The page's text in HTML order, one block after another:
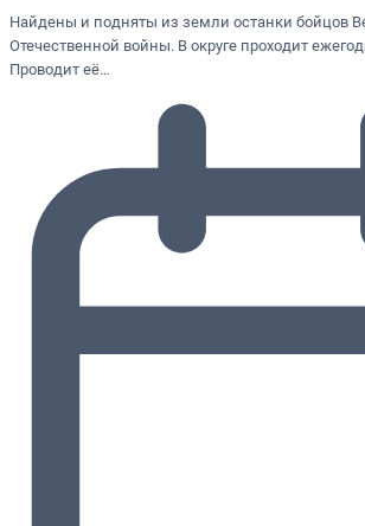
Найдены и подняты из земли останки бойцов
Отечественной войны. В округе проходит
Проводит её…